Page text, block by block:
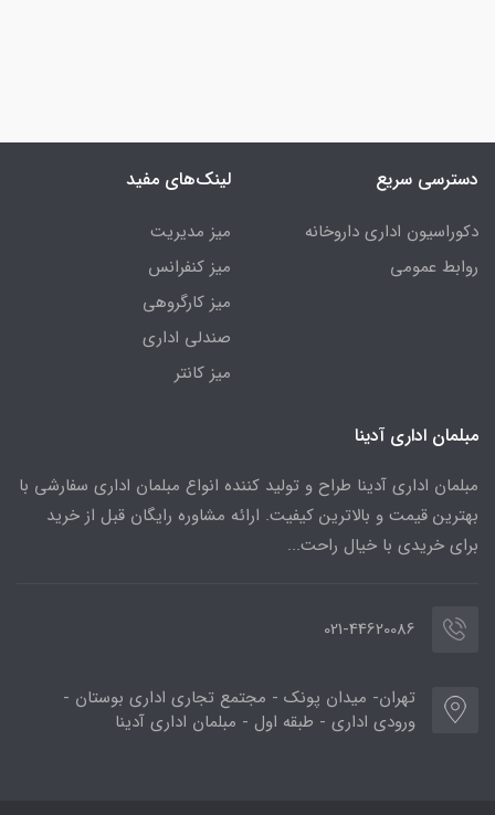
دسترسی سریع
دکوراسیون اداری داروخانه
روابط عمومی
لینک‌های مفید
میز مدیریت
میز کنفرانس
میز کارگروهی
صندلی اداری
میز کانتر
مبلمان اداری آدینا
مبلمان اداری آدینا طراح و تولید کننده انواع مبلمان اداری سفارشی با
بهترین قیمت و بالاترین کیفیت. ارائه مشاوره رایگان قبل از خرید
برای خریدی با خیال راحت...
021-44620086
تهران- میدان پونک - مجتمع تجاری اداری بوستان -
ورودی اداری - طبقه اول - مبلمان اداری آدینا